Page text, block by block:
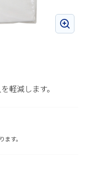
軽減します。
ます。